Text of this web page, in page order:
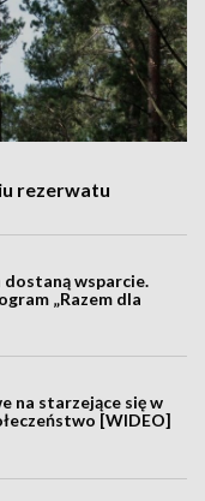
rezerwatu
dostaną wsparcie.
„Razem dla
na starzejące się w
[WIDEO]